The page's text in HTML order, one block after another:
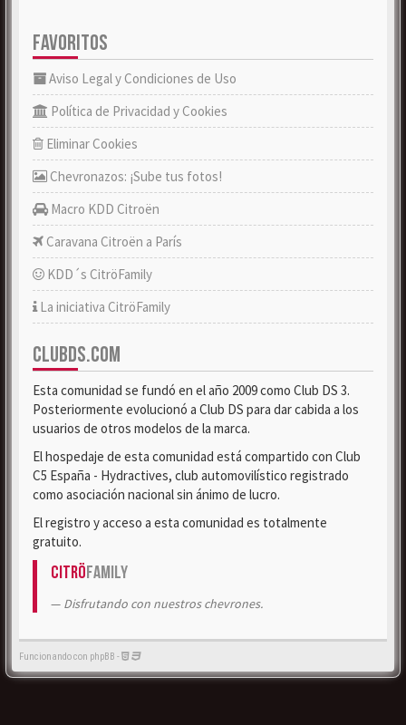
FAVORITOS
Aviso Legal y Condiciones de Uso
Política de Privacidad y Cookies
Eliminar Cookies
Chevronazos: ¡Sube tus fotos!
Macro KDD Citroën
Caravana Citroën a París
KDD´s CitröFamily
La iniciativa CitröFamily
CLUBDS.COM
Esta comunidad se fundó en el año 2009 como Club DS 3.
Posteriormente evolucionó a Club DS para dar cabida a los
usuarios de otros modelos de la marca.
El hospedaje de esta comunidad está compartido con Club
C5 España - Hydractives, club automovilístico registrado
como asociación nacional sin ánimo de lucro.
El registro y acceso a esta comunidad es totalmente
gratuito.
CitröFamily
Disfrutando con nuestros chevrones.
Funcionando con phpBB -